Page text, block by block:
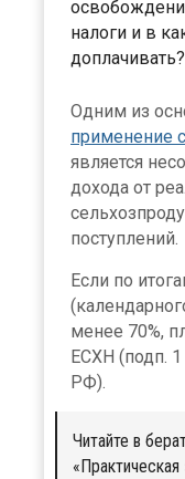
налоги и в
доплачивать?
Одним из
применение
является
дохода от
поступлений.
Если по
менее 70%,
ЕСХН (подп. 1
РФ).
Читайте в